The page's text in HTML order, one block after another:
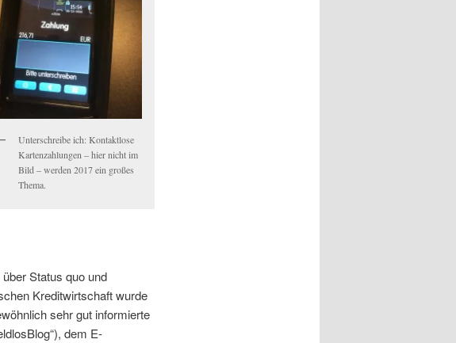
Unterschreibe ich: Kontaktlose
Kartenzahlungen – hier nicht im
Bild – werden 2017 ein großes
Thema.
Status quo und
Kreditwirtschaft wurde
sehr gut informierte
dem E-